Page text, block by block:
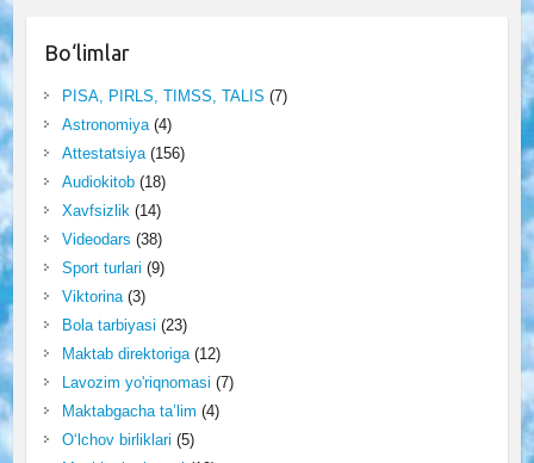
Bo‘limlar
PISA, PIRLS, TIMSS, TALIS (7)
Astronomiya(4)
Attestatsiya(156)
Audiokitob(18)
Xavfsizlik(14)
Videodars (38)
Sport turlari (9)
Viktorina(3)
Bola tarbiyasi (23)
Maktab direktoriga(12)
Lavozim yo'riqnomasi (7)
Maktabgacha ta’lim (4)
O‘lchov birliklari (5)